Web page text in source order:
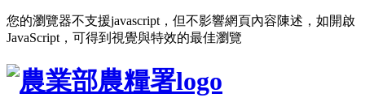
您的瀏覽器不支援javascript，但不影響網頁內容陳述，如開啟
JavaScript，可得到視覺與特效的最佳瀏覽
跳到主要內容區塊